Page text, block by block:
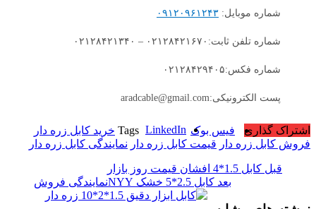
شماره موبایل: ۰۹۱۲۰۹۶۱۲۴۳
شماره تلفن ثابت:۰۲۱۲۸۴۲۱۶۷۰ – ۰۲۱۲۸۴۲۱۳۴۰
شماره فکس:۰۲۱۲۸۴۲۹۴۰۵
پست الکترونیکی:aradcable@gmail.com
اشتراک گذاری فیس بوک LinkedIn
Tags خرید کابل زره دار
فروش کابل زره دار قیمت کابل زره دار نمایندگی کابل زره دار
قبل کابل 1.5*4 افشان قیمت روز بازار
بعد کابل 2.5*5 خشک NYYنمایندگی فروش